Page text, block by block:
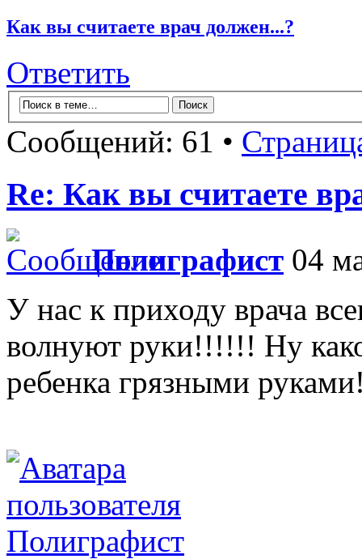
Как вы считаете врач должен...?
Ответить
Сообщений: 61 •
Re: Как вы считаете
Полиграфист 04
У нас к приходу врача
волнуют руки!!!!!! Ну
ребенка грязными
Полиграфист